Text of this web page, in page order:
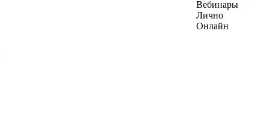
Вебинары
Лично
Онлайн